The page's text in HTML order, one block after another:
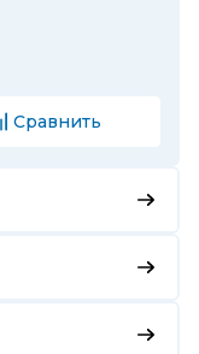
Сравнить